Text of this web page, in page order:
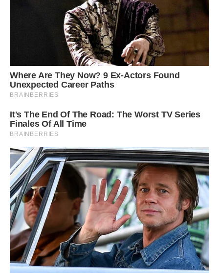
Ім’я Микита означає «переможець».
Микита з самого дитинства хоче перемагати в усьому і
бути першим у будь-якому починанні. Він викладається на
максимум і стає найкращим.
Тому Микита отримує по життю все, чого захоче. Він не
вміє здаватися, а, виростаючи, стає надійним чоловіком і